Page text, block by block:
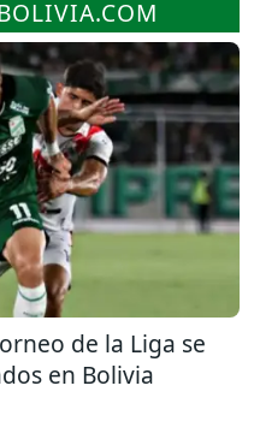
de la Liga se
en Bolivia